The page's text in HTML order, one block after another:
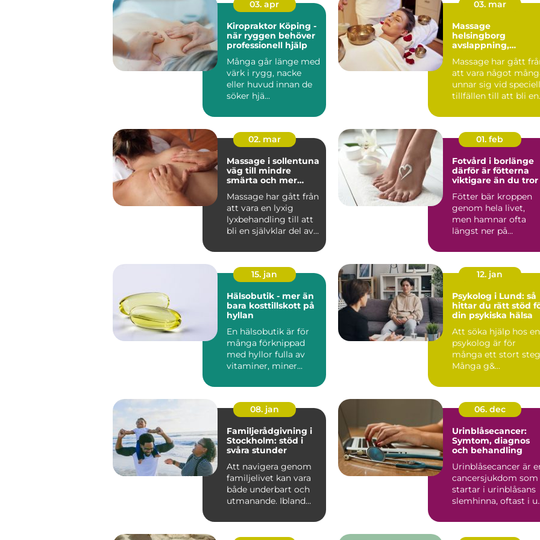
03. apr
Kiropraktor Köping -
när ryggen behöver
professionell hjälp
Många går länge med
värk i rygg, nacke
eller huvud innan de
söker hjä...
03. mar
Massage
helsingborg
avslappning,
vardagslyx
Massage har gått
att vara något
unnar sig vid
tillfällen till att bli en
02. mar
Massage i sollentuna
väg till mindre
smärta och mer
Massage har gått från
att vara en lyxig
lyxbehandling till att
bli en självklar del av
01. feb
Fotvård i borlänge
därför är fötterna
viktigare än du tror
Fötter bär kroppen
genom hela livet,
men hamnar ofta
längst ner på
märker dem förs...
15. jan
Hälsobutik - mer än
bara kosttillskott på
hyllan
En hälsobutik är för
många förknippad
med hyllor fulla av
vitaminer, miner...
12. jan
Psykolog i Lund: så
hittar du rätt stöd
din psykiska hälsa
Att söka hjälp hos en
psykolog är för
många ett stort
Många g&...
08. jan
Familjerådgivning i
Stockholm: stöd i
svåra stunder
Att navigera genom
familjelivet kan vara
både underbart och
utmanande. Ibland
06. dec
Urinblåsecancer:
Symtom, diagnos
och behandling
Urinblåsecancer är
cancersjukdom som
startar i urinblåsans
slemhinna, oftast i